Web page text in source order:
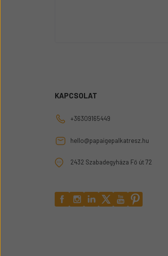
KAPCSOLAT
+36309165449
hello@papaigepalkatresz.hu
2432 Szabadegyháza Fő út 72